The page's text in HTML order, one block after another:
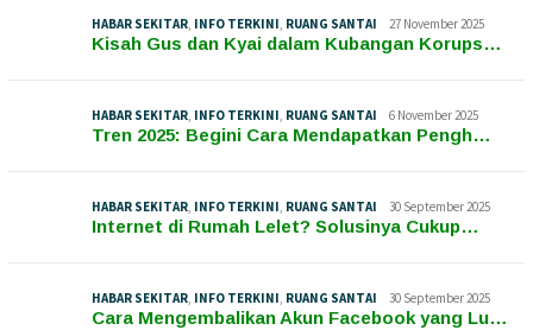
HABAR SEKITAR, INFO TERKINI, RUANG SANTAI 27 November 2025
Kisah Gus dan Kyai dalam Kubangan Korups…
HABAR SEKITAR, INFO TERKINI, RUANG SANTAI 6 November 2025
Tren 2025: Begini Cara Mendapatkan Pengh…
HABAR SEKITAR, INFO TERKINI, RUANG SANTAI 30 September 2025
Internet di Rumah Lelet? Solusinya Cukup…
HABAR SEKITAR, INFO TERKINI, RUANG SANTAI 30 September 2025
Cara Mengembalikan Akun Facebook yang Lu…